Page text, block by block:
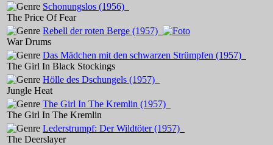
Schonungslos (1956)
The Price Of Fear
Rebell der roten Berge (1957)
War Drums
Das Mädchen mit den schwarzen Strümpfen (1957)
The Girl In Black Stockings
Hölle des Dschungels (1957)
Jungle Heat
The Girl In The Kremlin (1957)
The Girl In The Kremlin
Lederstrumpf: Der Wildtöter (1957)
The Deerslayer